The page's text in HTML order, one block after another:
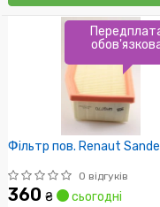
Фільтр пов. Renaut
0 відгуків
360 ₴ сьогодні